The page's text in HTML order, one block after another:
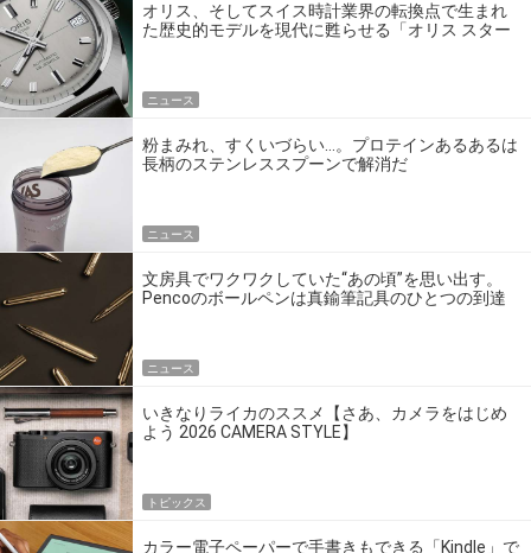
オリス、そしてスイス時計業界の転換点で生まれ
た歴史的モデルを現代に甦らせる「オリス スター
ニュース
粉まみれ、すくいづらい…。プロテインあるあるは
長柄のステンレススプーンで解消だ
ニュース
文房具でワクワクしていた“あの頃”を思い出す。
Pencoのボールペンは真鍮筆記具のひとつの到達
ニュース
いきなりライカのススメ【さあ、カメラをはじめ
よう 2026 CAMERA STYLE】
トピックス
カラー電子ペーパーで手書きもできる「Kindle」で